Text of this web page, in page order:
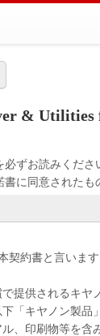
& Utilities
ずお読みくださ
に同意されたも
契約書と言いま
提供されるキヤ
「キヤノン製品
、印刷物等を含